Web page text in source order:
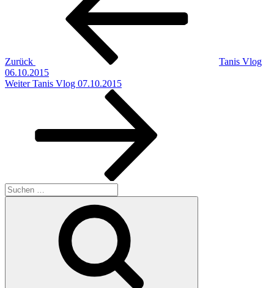
Zurück
Tanis Vlog
06.10.2015
Nächster
Weiter Tanis Vlog 07.10.2015
Suchen
nach: